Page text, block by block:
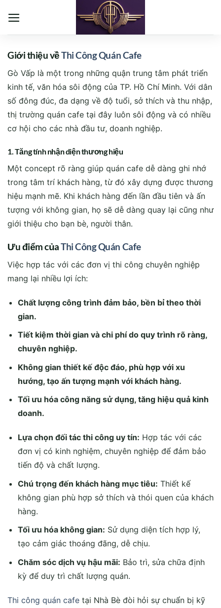
qua
Giới thiệu vềThi Công Quán Cafe
Gò Vấp là một trong những quận trung tâm phát triển
kinh tế, văn hóa sôi động của TP. Hồ Chí Minh. Với dân
số đông đúc, đa dạng về độ tuổi, sở thích và thu nhập,
thị trường quán cafe tại đây luôn sôi động và có nhiều
cơ hội cho các nhà đầu tư, doanh nghiệp.
1. Tăng tính nhận diện thương hiệu
Một concept rõ ràng giúp quán cafe dễ dàng ghi nhớ
trong tâm trí khách hàng, từ đó xây dựng được thương
hiệu mạnh mẽ. Khi khách hàng đến lần đầu tiên và ấn
tượng với không gian, họ sẽ dễ dàng quay lại cũng như
giới thiệu cho bạn bè, người thân.
Ưu điểm củaThi Công Quán Cafe
Việc hợp tác với các đơn vị thi công chuyên nghiệp
mang lại nhiều lợi ích:
Chất lượng công trình đảm bảo, bền bỉ theo thời
gian.
Tiết kiệm thời gian và chi phí do quy trình rõ ràng,
chuyên nghiệp.
Không gian thiết kế độc đáo, phù hợp với xu
hướng, tạo ấn tượng mạnh với khách hàng.
Tối ưu hóa công năng sử dụng, tăng hiệu quả kinh
doanh.
Lựa chọn đối tác thi công uy tín: Hợp tác với các
đơn vị có kinh nghiệm, chuyên nghiệp để đảm bảo
tiến độ và chất lượng.
Chú trọng đến khách hàng mục tiêu: Thiết kế
không gian phù hợp sở thích và thói quen của khách
hàng.
Tối ưu hóa không gian: Sử dụng diện tích hợp lý,
tạo cảm giác thoáng đãng, dễ chịu.
Chăm sóc dịch vụ hậu mãi: Bảo trì, sửa chữa định
kỳ để duy trì chất lượng quán.
Thi công quán cafe tại Nhà Bè đòi hỏi sự chuẩn bị kỹ